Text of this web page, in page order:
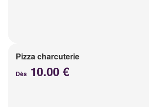
Pizza charcuterie
Dès 10.00 €